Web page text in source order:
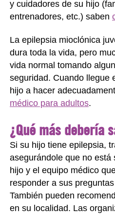
y cuidadores de su hijo
entrenadores, etc.) saben
La epilepsia mioclónica
dura toda la vida, pero
vida normal tomando
seguridad. Cuando llegue
hijo a hacer
médico para adultos.
¿Qué más debería
Si su hijo tiene epilepsia,
asegurándole que no está
hijo y el equipo médico
responder a sus
También pueden
en su localidad. Las